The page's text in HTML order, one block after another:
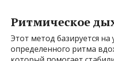
Ритмическое
Этот метод базируется на
определенного ритма